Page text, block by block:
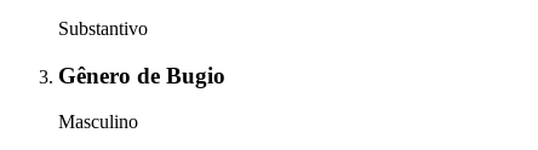
Substantivo
Gênero de Bugio
Masculino